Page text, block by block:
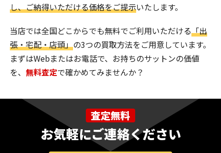
し、ご納得いただける価格をご提示いたします。
当店では全国どこからでも無料でご利用いただける「出
張・宅配・店頭」の3つの買取方法をご用意しています。
まずはWebまたはお電話で、お持ちのサットンの価値
を、 無料査定で確かめてみませんか？
査定無料
お気軽にご連絡ください